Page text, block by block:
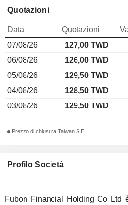
Profilo Società
Fubon Financial Holding Co Ltd
Quotazioni
Data Quotazioni
07/08/26
127,00 TWD
06/08/26
126,00 TWD
05/08/26
129,50 TWD
04/08/26
128,50 TWD
03/08/26
129,50 TWD
Prezzo di chiusura Taiwan S.E.